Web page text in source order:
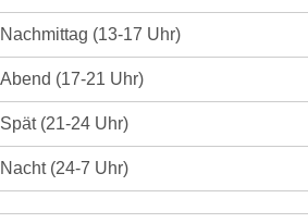
Nachmittag (13-17 Uhr)
Abend (17-21 Uhr)
Spät (21-24 Uhr)
Nacht (24-7 Uhr)